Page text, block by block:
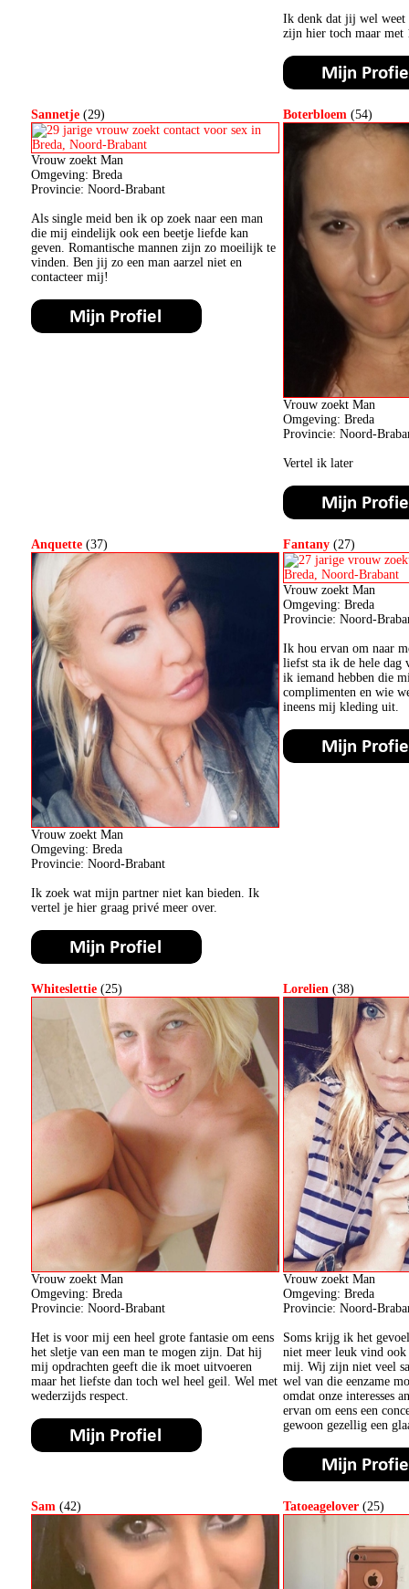
Ik denk dat jij wel weet
zijn hier toch maar met
Sannetje (29)
Vrouw zoekt Man
Omgeving: Breda
Provincie: Noord-Brabant
Als single meid ben ik op zoek naar een man
die mij eindelijk ook een beetje liefde kan
geven. Romantische mannen zijn zo moeilijk te
vinden. Ben jij zo een man aarzel niet en
contacteer mij!
Boterbloem (54)
Vrouw zoekt Man
Omgeving: Breda
Provincie: Noord-
Vertel ik later
Anquette (37)
Vrouw zoekt Man
Omgeving: Breda
Provincie: Noord-Brabant
Ik zoek wat mijn partner niet kan bieden. Ik
vertel je hier graag privé meer over.
Fantany (27)
Vrouw zoekt Man
Omgeving: Breda
Provincie: Noord-
Ik hou ervan om naar
liefst sta ik de hele dag
ik iemand hebben die
complimenten en wie
ineens mij kleding uit.
Whiteslettie (25)
Vrouw zoekt Man
Omgeving: Breda
Provincie: Noord-Brabant
Het is voor mij een heel grote fantasie om eens
het sletje van een man te mogen zijn. Dat hij
mij opdrachten geeft die ik moet uitvoeren
maar het liefste dan toch wel heel geil. Wel met
wederzijds respect.
Lorelien (38)
Vrouw zoekt Man
Omgeving: Breda
Provincie: Noord-
Soms krijg ik het
niet meer leuk vind
mij. Wij zijn niet veel
wel van die eenzame
omdat onze interesses
ervan om eens een
gewoon gezellig een
Sam (42) Tatoeagelover (25)